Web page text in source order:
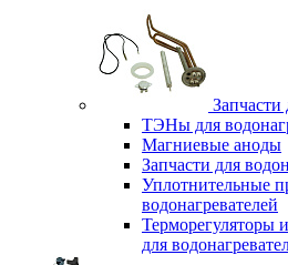
Запчасти
ТЭНы для
Магниевые аноды
Запчасти для
Уплотнительные
водонагревателей
Терморегуляторы
для